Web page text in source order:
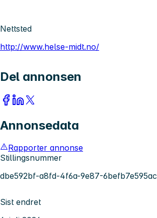
Nettsted
http://www.helse-midt.no/
Del annonsen
Annonsedata
Rapporter annonse
Stillingsnummer
dbe592bf-a8fd-4f6a-9e87-6befb7e595ac
Sist endret